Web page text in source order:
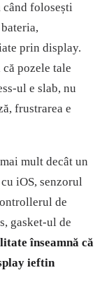
când folosești
prin display.
pozele tale
ul e slab, nu
frustrarea e
mult decât un
iOS, senzorul
de
gasket-ul de
înseamnă că
ieftin